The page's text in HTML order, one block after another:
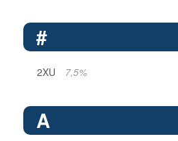
#
2XU 7,5%
A